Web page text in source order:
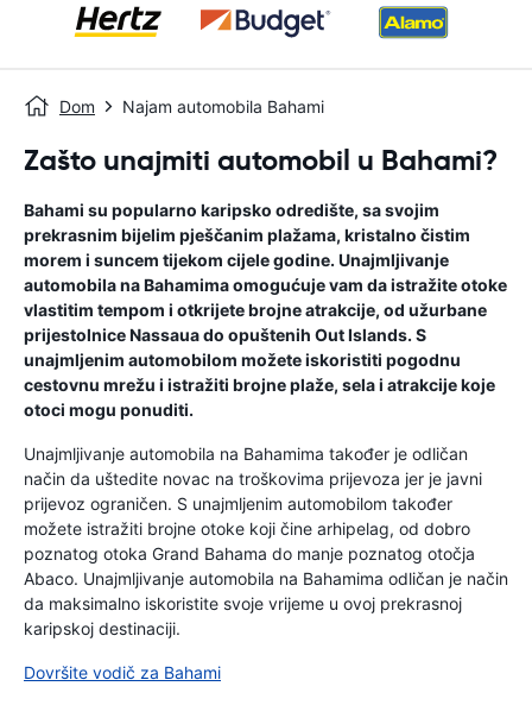
Dom Najam automobila Bahami
Zašto unajmiti automobil u Bahami?
Bahami su popularno karipsko odredište, sa svojim
prekrasnim bijelim pješčanim plažama, kristalno čistim
morem i suncem tijekom cijele godine. Unajmljivanje
automobila na Bahamima omogućuje vam da istražite otoke
vlastitim tempom i otkrijete brojne atrakcije, od užurbane
prijestolnice Nassaua do opuštenih Out Islands. S
unajmljenim automobilom možete iskoristiti pogodnu
cestovnu mrežu i istražiti brojne plaže, sela i atrakcije koje
otoci mogu ponuditi.
Unajmljivanje automobila na Bahamima također je odličan
način da uštedite novac na troškovima prijevoza jer je javni
prijevoz ograničen. S unajmljenim automobilom također
možete istražiti brojne otoke koji čine arhipelag, od dobro
poznatog otoka Grand Bahama do manje poznatog otočja
Abaco. Unajmljivanje automobila na Bahamima odličan je način
da maksimalno iskoristite svoje vrijeme u ovoj prekrasnoj
karipskoj destinaciji.
Dovršite vodič za Bahami